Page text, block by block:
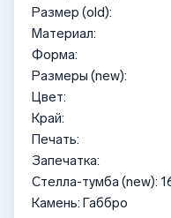
Размер (old):
Материал:
Форма:
Размеры (new):
Цвет:
Край:
Печать:
Запечатка:
Стелла-тумба (new):
Камень: Габбро